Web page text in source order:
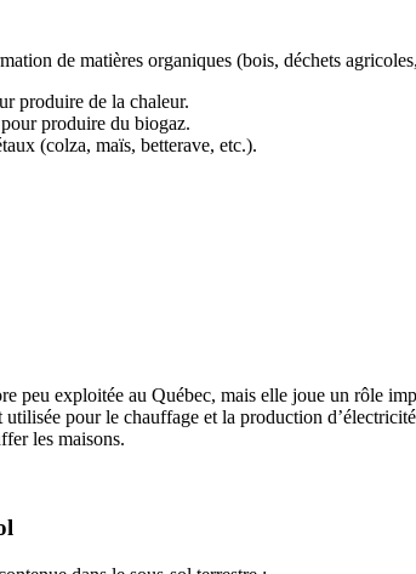
de matières organiques (bois, déchets
produire de la chaleur.
produire du biogaz.
(colza, maïs, betterave, etc.).
peu exploitée au Québec, mais elle joue un rôle
utilisée pour le chauffage et la production
les maisons.